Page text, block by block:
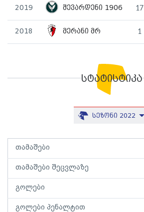
2019 შევარდენი 1906 17
2018 მერანი მრ 1
სტატისტიკა
სეზონი 2022
თამაშები
თამაშები შეცვლაზე
გოლები
გოლები პენალტით